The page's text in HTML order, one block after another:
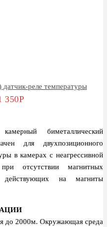
реле температуры
350Р
биметаллический
для двухпозиционного
в камерах с неагрессивной
отсутствии магнитных
действующих на магниты
до 2000м. Окружающая среда